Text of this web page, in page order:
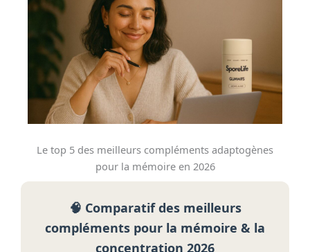
Le top 5 des meilleurs compléments adaptogènes
pour la mémoire en 2026
🧠 Comparatif des meilleurs
compléments pour la mémoire & la
concentration 2026